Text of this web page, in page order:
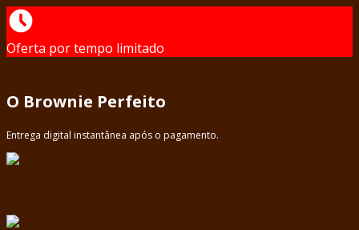
Oferta por tempo limitado
O Brownie Perfeito
Entrega digital instantânea após o pagamento.